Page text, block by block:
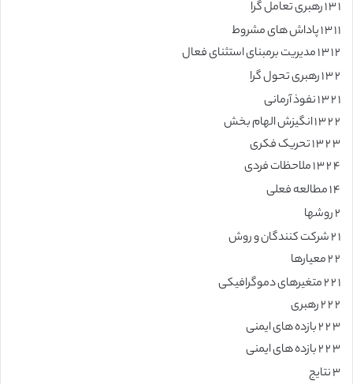
۱ ۳ ۱ رهبری تعامل گرا
۱ ۱ ۳ ۱ پاداش های مشروط
۲ ۱ ۳ ۱ مدیریت برمبنای استثنای فعال
۲ ۳ ۱ رهبری تحول گرا
۱ ۲ ۳ ۱ نفوذ آرمانی
۲ ۲ ۳ ۱ انگیزش الهام بخش
۳ ۲ ۳ ۱ تحریک فکری
۴ ۲ ۳ ۱ ملاحظات فردی
۴ ۱ مطالعه فعلی
۲ روشها
۱ ۲ شرکت کنندگان و روش
۲ ۲ معیارها
۱ ۲ ۲ متغیرهای دموگرافیکی
۲ ۲ ۲ رهبری
۳ ۲ ۲ بازده های ایمنی
۳ ۲ ۲ بازده های ایمنی
۳ نتایج